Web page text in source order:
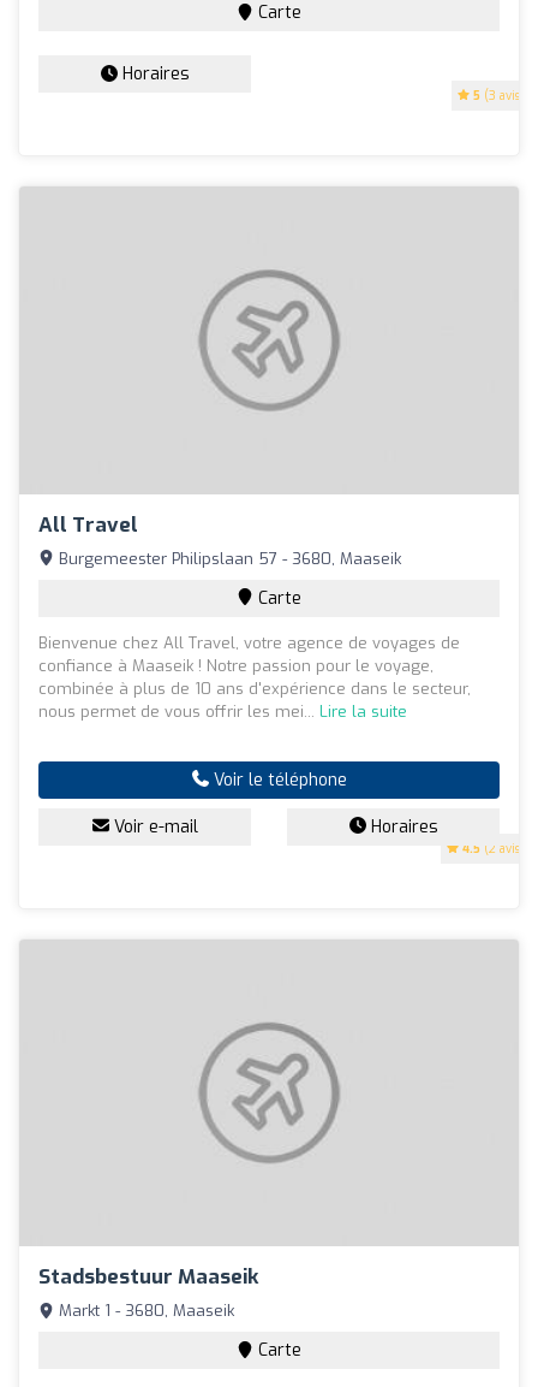
5 (3 avis)
Carte
Horaires
All Travel
4.5 (2 avis)
Burgemeester Philipslaan 57 - 3680, Maaseik
Carte
Bienvenue chez All Travel, votre agence de voyages de
confiance à Maaseik ! Notre passion pour le voyage,
combinée à plus de 10 ans d'expérience dans le secteur,
nous permet de vous offrir les mei... Lire la suite
Voir le téléphone
Voir e-mail Horaires
Stadsbestuur Maaseik
Markt 1 - 3680, Maaseik
Carte